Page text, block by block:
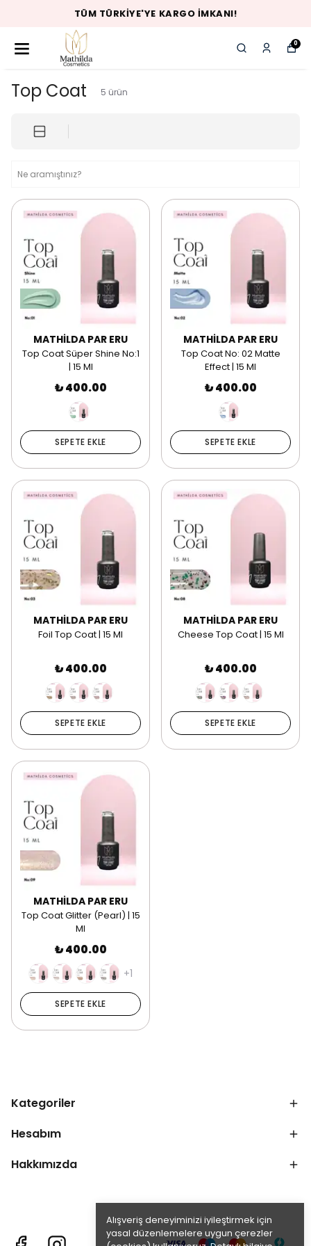
TÜM TÜRKIYE'YE KARGO İMKANI!
0
Alışveriş deneyiminizi iyileştirmek için
yasal düzenlemelere uygun çerezler
Top Coat 5 ürün
MATHİLDA PAR ERU
Top Coat Süper Shine No:1
| 15 Ml
₺ 400.00
SEPETE EKLE
MATHİLDA PAR ERU
Top Coat No: 02 Matte
Effect | 15 Ml
₺ 400.00
SEPETE EKLE
MATHİLDA PAR ERU
Foil Top Coat | 15 Ml
₺ 400.00
SEPETE EKLE
MATHİLDA PAR ERU
Cheese Top Coat | 15 Ml
₺ 400.00
SEPETE EKLE
MATHİLDA PAR ERU
Top Coat Glitter (Pearl) | 15
Ml
₺ 400.00
+1
SEPETE EKLE
Kategoriler
Hesabım
Hakkımızda